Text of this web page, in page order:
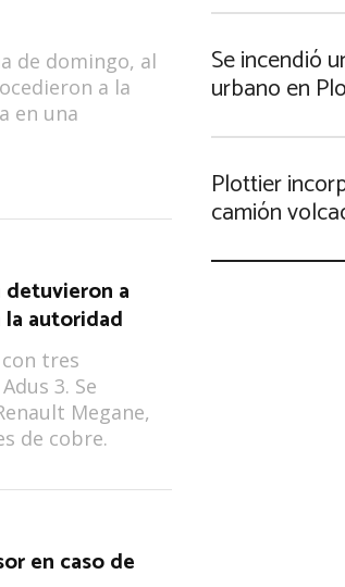
de domingo, al
a la
en una
detuvieron a
autoridad
tres
3. Se
Megane,
de cobre.
en caso de
Se incendió
urbano en
Plottier
camión